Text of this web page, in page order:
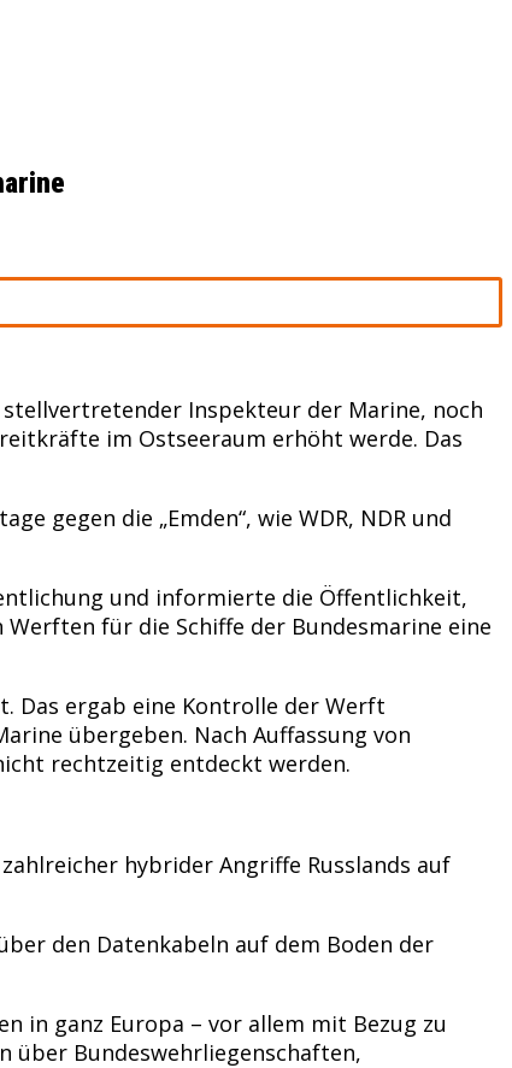
stellvertretender Inspekteur der Marine, noch
im Ostseeraum erhöht werde. Das
gegen die „Emden“, wie WDR, NDR und
und informierte die Öffentlichkeit,
für die Schiffe der Bundesmarine eine
Das ergab eine Kontrolle der Werft
übergeben. Nach Auffassung von
rechtzeitig entdeckt werden.
hybrider Angriffe Russlands auf
den Datenkabeln auf dem Boden der
in ganz Europa – vor allem mit Bezug zu
über Bundeswehrliegenschaften,